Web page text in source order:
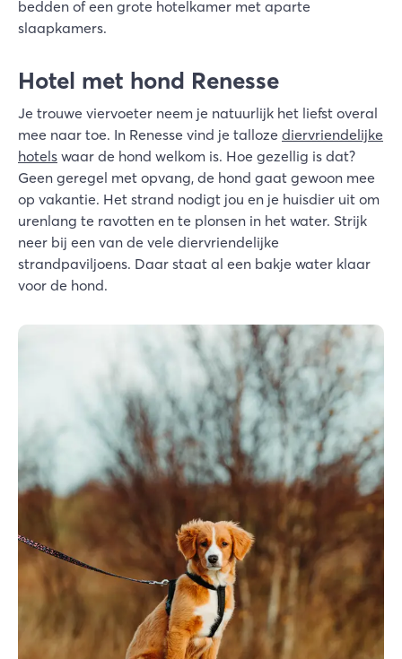
bedden of een grote hotelkamer met aparte
slaapkamers.
Hotel met hond Renesse
Je trouwe viervoeter neem je natuurlijk het liefst overal
mee naar toe. In Renesse vind je talloze diervriendelijke
hotels waar de hond welkom is. Hoe gezellig is dat?
Geen geregel met opvang, de hond gaat gewoon mee
op vakantie. Het strand nodigt jou en je huisdier uit om
urenlang te ravotten en te plonsen in het water. Strijk
neer bij een van de vele diervriendelijke
strandpaviljoens. Daar staat al een bakje water klaar
voor de hond.